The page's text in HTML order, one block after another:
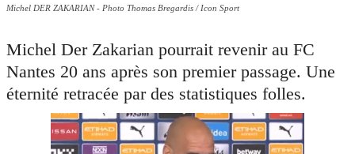
Michel DER ZAKARIAN - Photo Thomas Bregardis / Icon Sport
Michel Der Zakarian pourrait revenir au FC
Nantes 20 ans après son premier passage. Une
éternité retracée par des statistiques folles.